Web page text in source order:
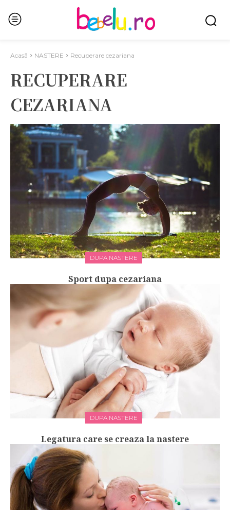
Acasă NASTERE Recuperare cezariana
RECUPERARE
CEZARIANA
DUPA NASTERE
Sport dupa cezariana
DUPA NASTERE
Legatura care se creaza la nastere